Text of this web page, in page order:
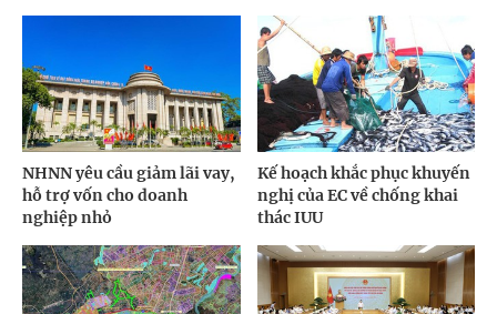
NHNN yêu cầu giảm lãi vay,
hỗ trợ vốn cho doanh
nghiệp nhỏ
Kế hoạch khắc phục khuyến
nghị của EC về chống khai
thác IUU